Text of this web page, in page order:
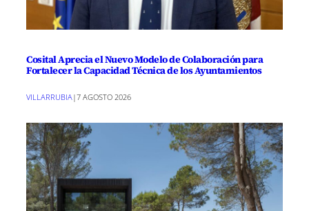
Cosital Aprecia el Nuevo Modelo de Colaboración para
Fortalecer la Capacidad Técnica de los Ayuntamientos
VILLARRUBIA |7 AGOSTO 2026